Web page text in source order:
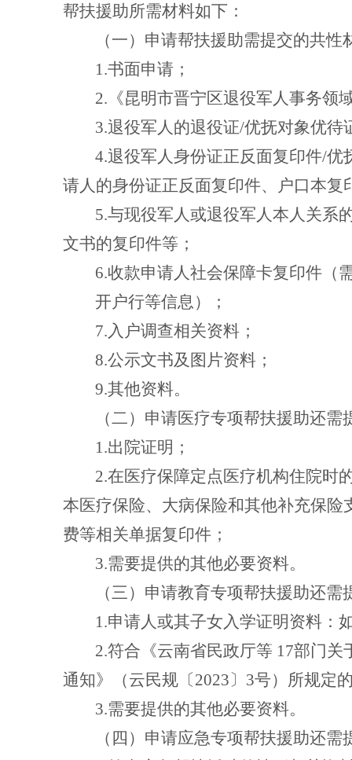
帮扶援助所需材料如下：
（一）申请帮扶援助需提交的共性
1.书面申请；
2. 《昆明市晋宁区退役军人事务领
3.退役军人的退役证/优抚对象优待
4.退役军人身份证正反面复印件/优
请人的身份证正反面复印件、户口本复
5.与现役军人或退役军人本人关系
文书的复印件等；
6.收款申请人社会保障卡复印件（
开户行等信息）；
7.入户调查相关资料；
8.公示文书及图片资料；
9.其他资料。
（二）申请医疗专项帮扶援助还需
1.出院证明；
2.在医疗保障定点医疗机构住院时
本医疗保险、大病保险和其他补充保
费等相关单据复印件；
3.需要提供的其他必要资料。
（三）申请教育专项帮扶援助还需
1.申请人或其子女入学证明资料：
2.符合《云南省民政厅等 17部门关
通知》（云民规〔2023〕 3号）所规定
3.需要提供的其他必要资料。
（四）申请应急专项帮扶援助还需